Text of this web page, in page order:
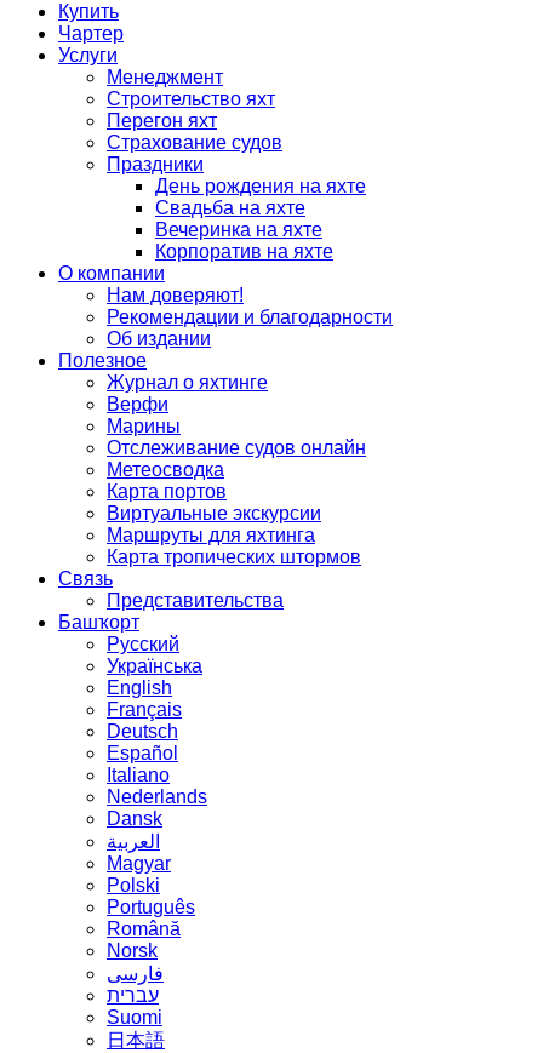
Купить
Чартер
Услуги
Менеджмент
Строительство яхт
Перегон яхт
Страхование судов
Праздники
День рождения на яхте
Свадьба на яхте
Вечеринка на яхте
Корпоратив на яхте
О компании
Нам доверяют!
Рекомендации и благодарности
Об издании
Полезное
Журнал о яхтинге
Верфи
Марины
Отслеживание судов онлайн
Метеосводка
Карта портов
Виртуальные экскурсии
Маршруты для яхтинга
Карта тропических штормов
Связь
Представительства
Башҡорт
Русский
Українська
English
Français
Deutsch
Español
Italiano
Nederlands
Dansk
العربية
Magyar
Polski
Português
Română
Norsk
فارسی
עברית
Suomi
日本語